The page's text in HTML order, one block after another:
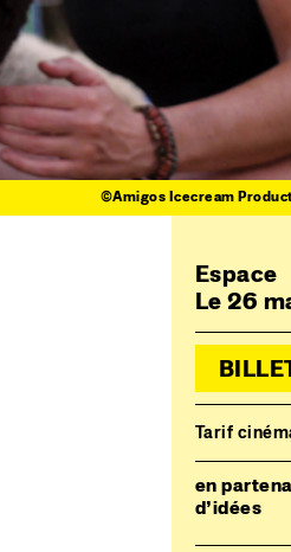
©Amigos Icecream
Espace
Le 26
Tarif
en
d’idées